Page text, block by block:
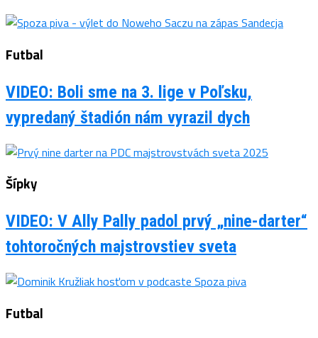
Futbal
VIDEO: Boli sme na 3. lige v Poľsku,
vypredaný štadión nám vyrazil dych
Šípky
VIDEO: V Ally Pally padol prvý „nine-darter“
tohtoročných majstrovstiev sveta
Futbal